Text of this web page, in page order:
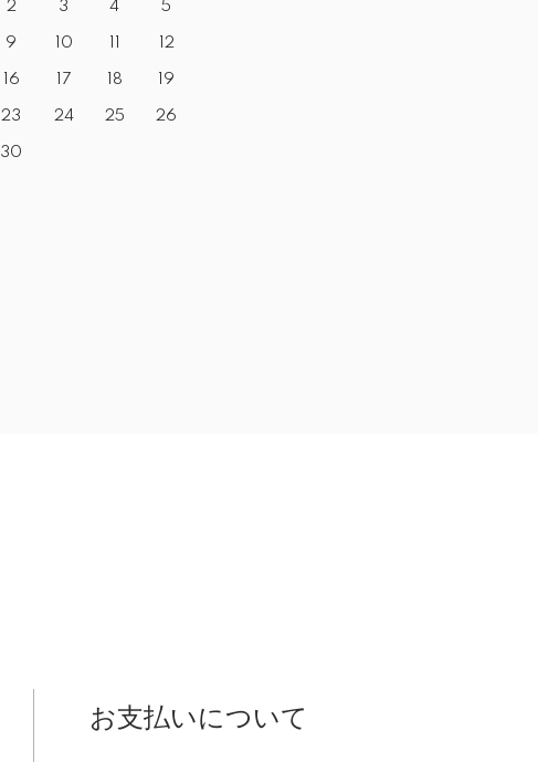
2 3 4 5
9 10 12
16 17 18 19
23 24 25 26
30
お支払いについて